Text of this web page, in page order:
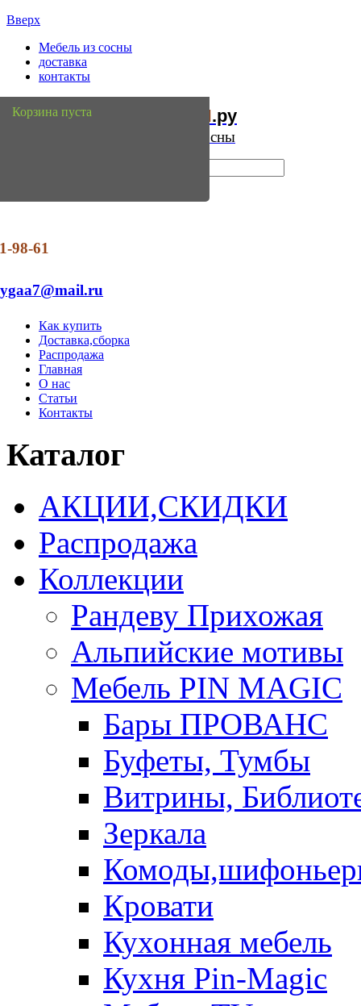
Вверх
Мебель из сосны
доставка
контакты
Мебель Сосны.ру
Интернет магазин мебели из сосны
98-61
Как купить
Доставка,сборка
Распродажа
Главная
О нас
Статьи
Контакты
Корзина пуста
Каталог
АКЦИИ,СКИДКИ
Распродажа
Коллекции
Рандеву Прихожая
Альпийские мотивы
Мебель PIN MAGIС
Бары ПРОВАНС
Буфеты, Тумбы
Витрины,
Зеркала
Кровати
Кухонная мебель
Кухня Pin-Magic